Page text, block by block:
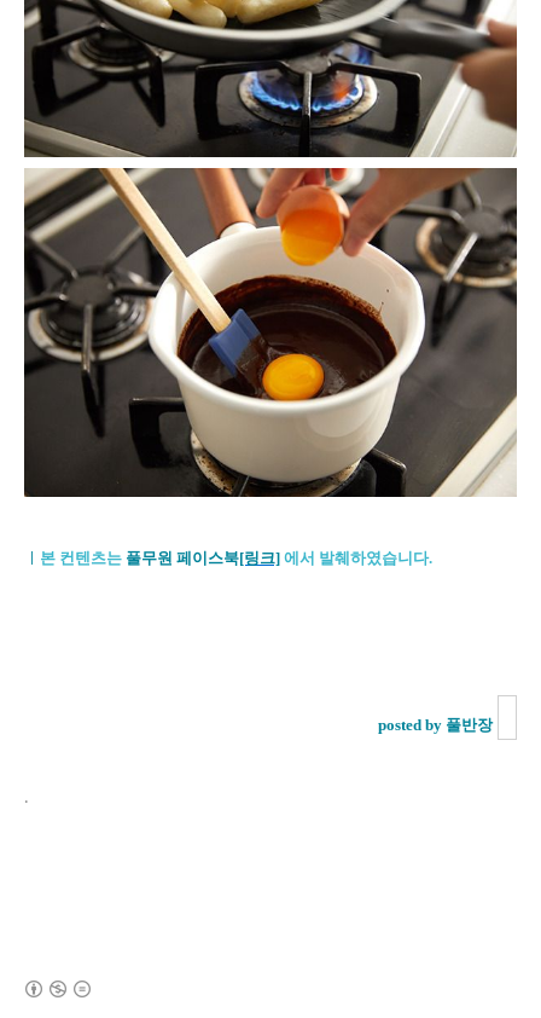
본 컨텐츠는 풀무원 페이스북[링크] 에서 발췌하였습니다.
posted by 풀반장
.